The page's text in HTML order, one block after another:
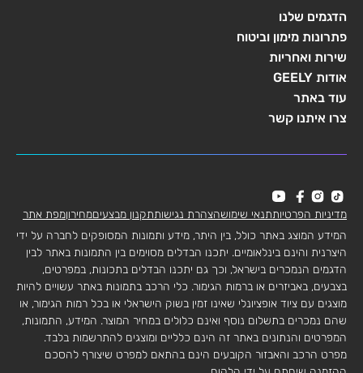
הדגמים שלנו
פתרונות מימון וביטוח
שירות ואחריות
אודות GEELY
עוד באתר
צרו איתנו קשר
מדיניות הפרטיותתנאי שימושהצהרת נגישותתקנון מבצעיםמחירוןמפת אתר
המידע המוצג באתר כולל, בין היתר, מידע ותמונות המסופקים לחברה על ידי
היצרנית והינם בינלאומיים. יתכנו הבדלים מסוימים בין התמונות באתר לבין
הדגמים הנמכרים בישראל, וכך גם יתכנו הבדלים בתכונות, במפרטים,
בצבעים, באביזרים או ברמות הגימור. כלי הרכב בתמונות באתר עשויים להיות
מוצגים עם ציוד אופציונלי שאינו זמין בשוק הישראלי או בכל רמות הגימור, או
שהם נמכרים בתשלום נוסף ואינם כלולים במחיר המוצר. המידע, התמונות,
המפרטים והנתונים באתר זה הינם כלליים ומוצגים להתרשמות בלבד.
מפרט הרכב והאבזור הקובעים הינם בהתאם למפרט שיצורף להסכם